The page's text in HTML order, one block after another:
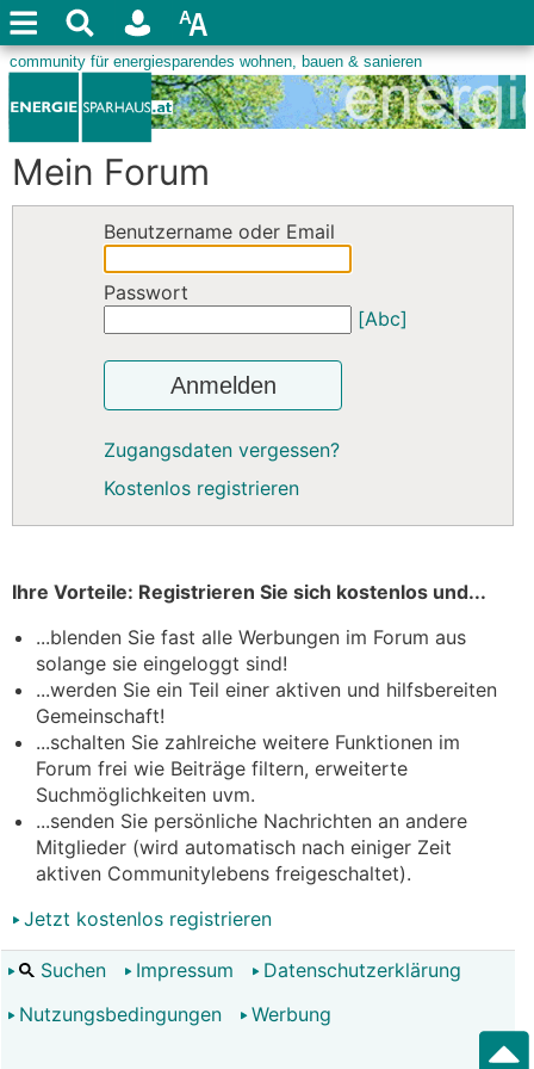
Mein Forum
Benutzername oder Email
Passwort
[Abc]
Anmelden
Zugangsdaten vergessen?
Kostenlos registrieren
Ihre Vorteile: Registrieren Sie sich kostenlos und...
...blenden Sie fast alle Werbungen im Forum aus
solange sie eingeloggt sind!
...werden Sie ein Teil einer aktiven und hilfsbereiten
Gemeinschaft!
...schalten Sie zahlreiche weitere Funktionen im
Forum frei wie Beiträge filtern, erweiterte
Suchmöglichkeiten uvm.
...senden Sie persönliche Nachrichten an andere
Mitglieder (wird automatisch nach einiger Zeit
aktiven Communitylebens freigeschaltet).
Jetzt kostenlos registrieren
Suchen Impressum
Datenschutzerklärung
Nutzungsbedingungen
Werbung